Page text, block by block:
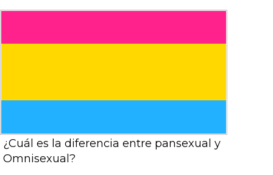
¿Cuál es la diferencia entre pansexual y
Omnisexual?